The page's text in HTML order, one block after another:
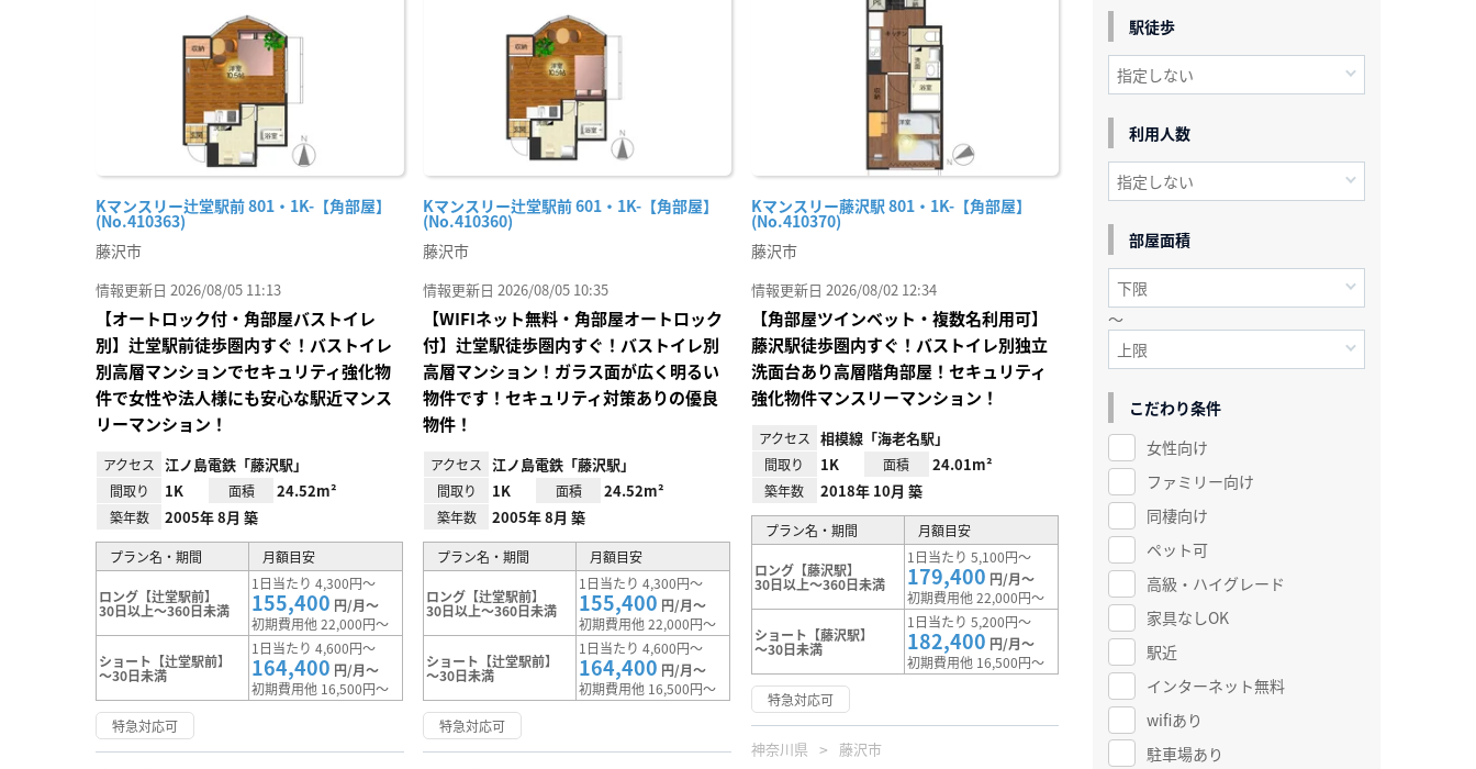
Kマンスリー辻堂駅前 801・1K-【角部屋】
(No.410363)
藤沢市
情報更新日 2026/08/05 11:13
【オートロック付・角部屋バストイレ
別】辻堂駅前徒歩圏内すぐ！バストイレ
別高層マンションでセキュリティ強化物
件で女性や法人様にも安心な駅近マンス
リーマンション！
アクセス 江ノ島電鉄「藤沢駅」
間取り 1K 面積 24.52m²
築年数 2005年 8月 築
プラン名・期間 月額目安
ロング【辻堂駅前】
30日以上～360日未満
1日当たり 4,300円～
155,400 円/月～
初期費用他 22,000円～
ショート【辻堂駅前】
～30日未満
1日当たり 4,600円～
164,400 円/月～
初期費用他 16,500円～
特急対応可
Kマンスリー辻堂駅前 601・1K-【角部屋】
(No.410360)
藤沢市
情報更新日 2026/08/05 10:35
【WIFIネット無料・角部屋オートロック
付】辻堂駅徒歩圏内すぐ！バストイレ別
高層マンション！ガラス面が広く明るい
物件です！セキュリティ対策ありの優良
物件！
アクセス 江ノ島電鉄「藤沢駅」
間取り 1K 面積 24.52m²
築年数 2005年 8月 築
プラン名・期間 月額目安
ロング【辻堂駅前】
30日以上～360日未満
1日当たり 4,300円～
155,400 円/月～
初期費用他 22,000円～
ショート【辻堂駅前】
～30日未満
1日当たり 4,600円～
164,400 円/月～
初期費用他 16,500円～
特急対応可
Kマンスリー藤沢駅 801・1K-【角部屋】
(No.410370)
藤沢市
情報更新日 2026/08/02 12:34
【角部屋ツインベット・複数名利用可】
藤沢駅徒歩圏内すぐ！バストイレ別独立
洗面台あり高層階角部屋！セキュリティ
強化物件マンスリーマンション！
アクセス 相模線「海老名駅」
間取り 1K 面積 24.01m²
築年数 2018年 10月 築
プラン名・期間 月額目安
ロング【藤沢駅】
30日以上～360日未満
1日当たり 5,100円～
179,400 円/月～
初期費用他 22,000円～
ショート【藤沢駅】
～30日未満
1日当たり 5,200円～
182,400 円/月～
初期費用他 16,500円～
特急対応可
神奈川県 藤沢市
駅徒歩
利用人数
部屋面積
～
こだわり条件
女性向け
ファミリー向け
同棲向け
ペット可
高級・ハイグレード
家具なしOK
駅近
インターネット無料
wifiあり
駐車場あり